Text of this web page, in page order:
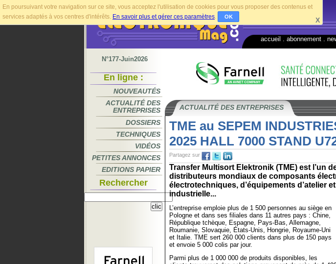
En poursuivant votre navigation sur ce site, vous acceptez l'utilisation de cookies pour vous proposer des contenus et
services adaptés à vos centres d'intérêts. En savoir plus et gérer ces paramètres. OK X
accueil abonnement
N°177-Juin2026
En ligne :
NOUVEAUTÉS
ACTUALITÉ DES
ENTREPRISES
DOSSIERS
TECHNIQUES
VIDÉOS
PETITES ANNONCES
EDITIONS PAPIER
Rechercher
ACTUALITÉ DES ENTREPRISES
TME au SEPEM
2025 HALL 7000 STAND
Partagez sur
Transfer Multisort Elektronik (TME) est l’un
distributeurs mondiaux de composants
électrotechniques, d’équipements d’atelier
industrielle...
L’entreprise emploie plus de 1 500 personnes au siège en
Pologne et dans ses filiales dans 11 autres pays : Chine,
République tchèque, Espagne, Pays-Bas, Allemagne,
Roumanie, Slovaquie, États-Unis, Hongrie, Royaume-Uni
et Italie. TME sert 260 000 clients dans plus de 150 pays
et envoie 5 000 colis par jour.
Parmi plus de 1 000 000 de produits disponibles, les